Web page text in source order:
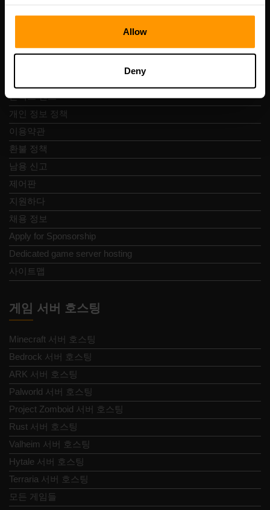
Allow
Deny
빠른 탐색
콘택트 렌즈
개인 정보 정책
이용약관
환불 정책
남용 신고
제어판
지원하다
채용 정보
Apply for Sponsorship
Dedicated game server hosting
사이트맵
게임 서버 호스팅
Minecraft 서버 호스팅
Bedrock 서버 호스팅
ARK 서버 호스팅
Palworld 서버 호스팅
Project Zomboid 서버 호스팅
Rust 서버 호스팅
Valheim 서버 호스팅
Hytale 서버 호스팅
Terraria 서버 호스팅
모든 게임들